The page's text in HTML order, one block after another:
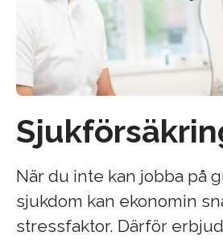
När du inte kan jobba på
sjukdom kan ekonomin
stressfaktor. Därför